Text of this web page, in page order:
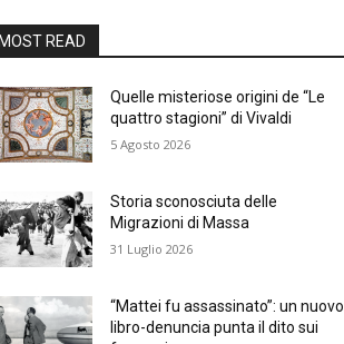
READ
Quelle misteriose origini de “Le
quattro stagioni” di Vivaldi
5 Agosto 2026
Storia sconosciuta delle
Migrazioni di Massa
31 Luglio 2026
“Mattei fu assassinato”: un nuovo
libro-denuncia punta il dito sui